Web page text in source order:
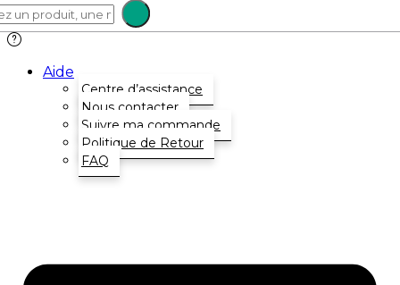
Aide
Centre d’assistance
Nous contacter
Suivre ma commande
Politique de Retour
FAQ